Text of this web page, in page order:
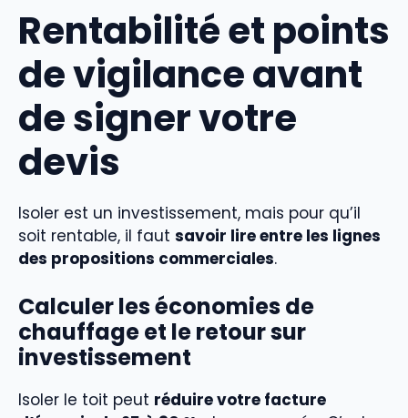
Rentabilité et points
de vigilance avant
de signer votre
devis
Isoler est un investissement, mais pour qu’il
soit rentable, il faut savoir lire entre les lignes
des propositions commerciales.
Calculer les économies de
chauffage et le retour sur
investissement
Isoler le toit peut réduire votre facture